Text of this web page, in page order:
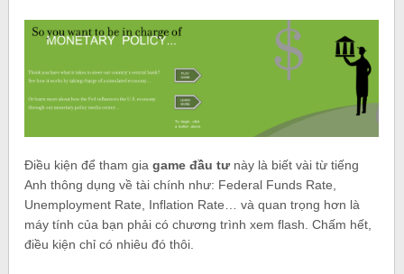
Điều kiện để tham giagame đầu tưnày là biết vài từ tiếng
Anh thông dụng về tài chính như: Federal Funds Rate,
Unemployment Rate, Inflation Rate… và quan trọng hơn là
máy tính của bạn phải có chương trình xem flash. Chấm hết,
điều kiện chỉ có nhiêu đó thôi.